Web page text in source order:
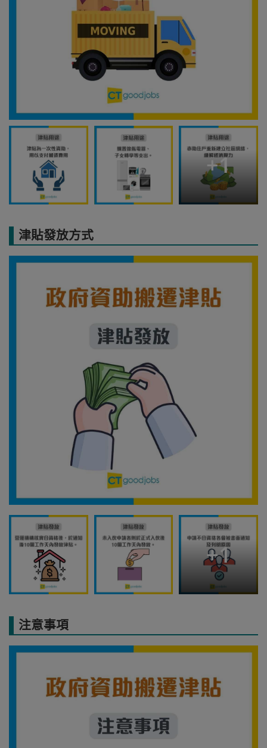
+1
津貼發放方式
+1
注意事項